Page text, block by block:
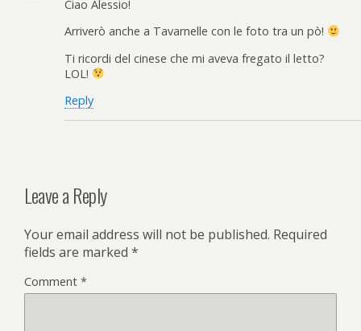
Ciao Alessio!
Arriverò anche a Tavarnelle con le foto tra un pò!
Ti ricordi del cinese che mi aveva fregato il letto?
LOL!
Reply
Leave a Reply
Your email address will not be published. Required
fields are marked *
Comment *